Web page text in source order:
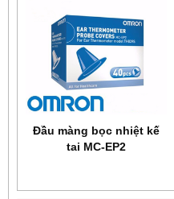
Đầu màng bọc nhiệt kế
tai MC-EP2